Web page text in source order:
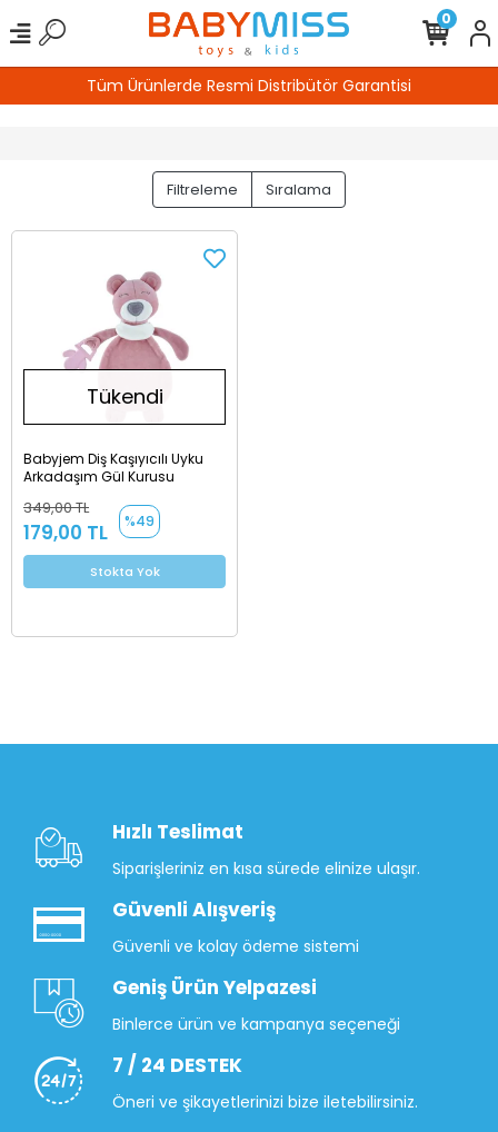
Tüm Ürünlerde Resmi Distribütör Garantisi
0
Filtreleme Sıralama
Tükendi
Babyjem Diş Kaşıyıcılı Uyku
Arkadaşım Gül Kurusu
349,00 TL
179,00 TL %49
Stokta Yok
Hızlı Teslimat
Siparişleriniz en kısa sürede elinize ulaşır.
Güvenli Alışveriş
Güvenli ve kolay ödeme sistemi
Geniş Ürün Yelpazesi
Binlerce ürün ve kampanya seçeneği
7 / 24 DESTEK
Öneri ve şikayetlerinizi bize iletebilirsiniz.